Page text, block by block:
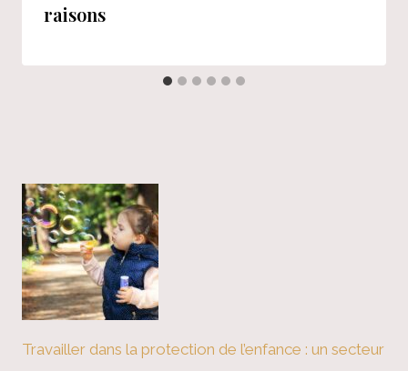
raisons
Travailler dans la protection de l’enfance : un secteur